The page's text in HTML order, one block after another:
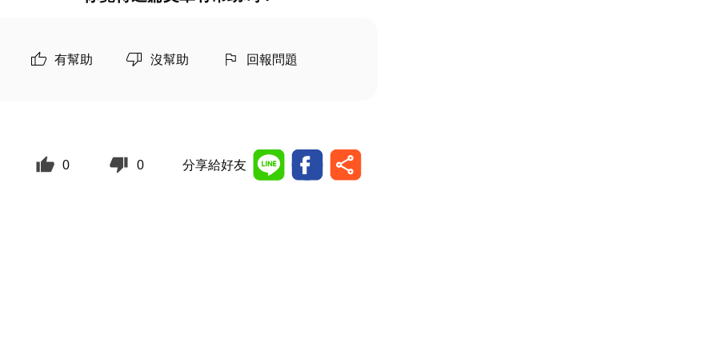
有幫助 沒幫助 回報問題
0 0 分享給好友